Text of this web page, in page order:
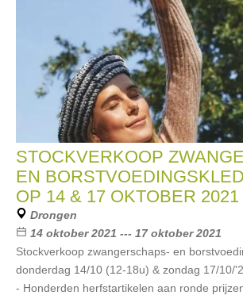
STOCKVERKOOP
EN
OP 14 & 17 OKTOBER 2021
Drongen
14 oktober 2021 --- 17 oktober 2021
Stockverkoop zwangerschaps- en
donderdag 14/10 (12-18u) & zondag 17/10/
- Honderden herfstartikelen aan ronde